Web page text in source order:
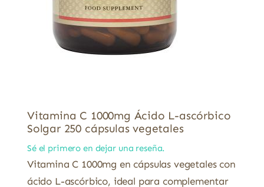
Vitamina C 1000mg Ácido L-ascórbico
Solgar 250 cápsulas vegetales
Sé el primero en dejar una reseña.
Vitamina C 1000mg en cápsulas vegetales con
ácido L-ascórbico, ideal para complementar